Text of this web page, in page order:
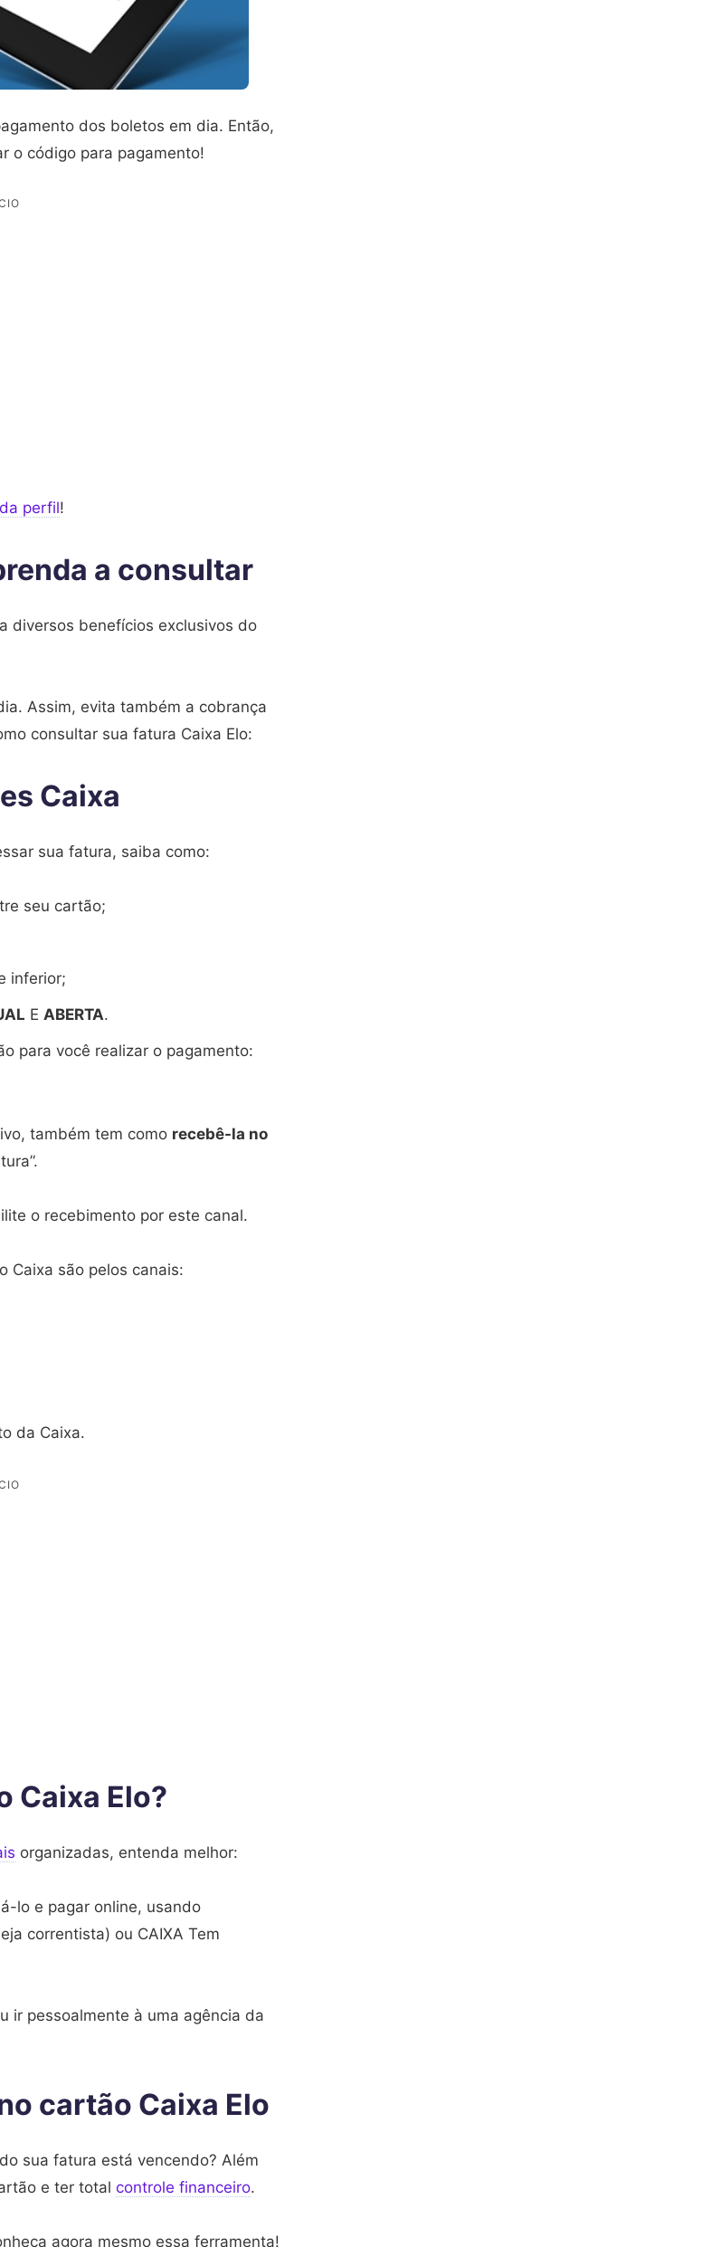
dos boletos em dia. Então,
o código para pagamento!
perfil!
a consultar
diversos benefícios exclusivos do
Assim, evita também a cobrança
consultar sua fatura Caixa Elo:
Caixa
sua fatura, saiba como:
seu cartão;
inferior;
E ABERTA.
para você realizar o pagamento:
também tem como recebê-la no
o recebimento por este canal.
Caixa são pelos canais:
da Caixa.
Caixa Elo?
organizadas, entenda melhor:
lo e pagar online, usando
correntista) ou CAIXA Tem
ir pessoalmente à uma agência da
cartão Caixa Elo
sua fatura está vencendo? Além
e ter total controle financeiro.
agora mesmo essa ferramenta!